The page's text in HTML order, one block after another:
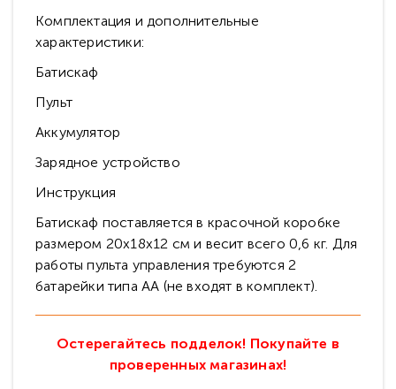
Комплектация и дополнительные
характеристики:
Батискаф
Пульт
Аккумулятор
Зарядное устройство
Инструкция
Батискаф поставляется в красочной коробке
размером 20х18х12 см и весит всего 0,6 кг. Для
работы пульта управления требуются 2
батарейки типа AA (не входят в комплект).
Остерегайтесь подделок! Покупайте в
проверенных магазинах!